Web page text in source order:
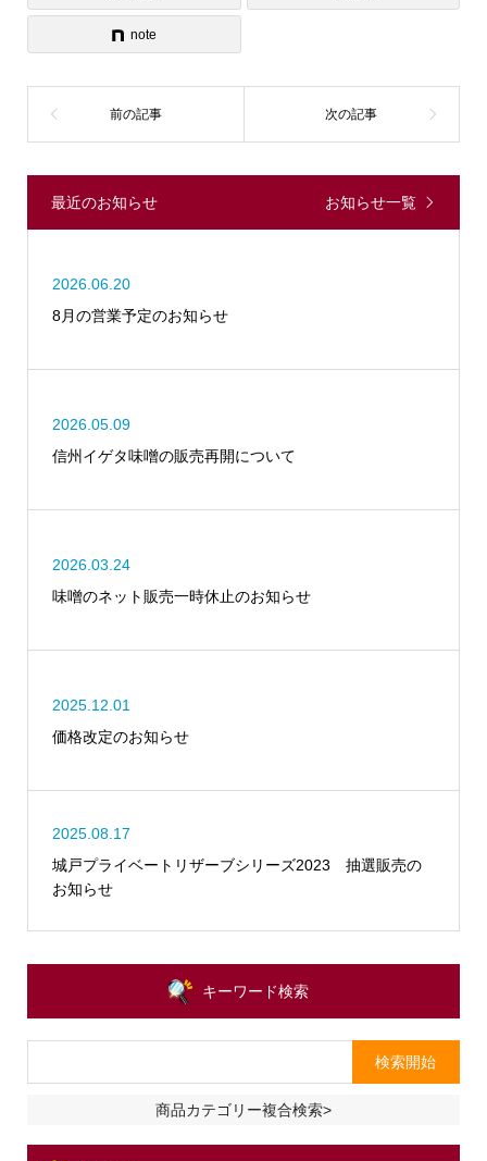
note
最近のお知らせ お知らせ一覧
2026.06.20
8月の営業予定のお知らせ
2026.05.09
信州イゲタ味噌の販売再開について
2026.03.24
味噌のネット販売一時休止のお知らせ
2025.12.01
価格改定のお知らせ
2025.08.17
城戸プライベートリザーブシリーズ2023 抽選販売の
お知らせ
キーワード検索
商品カテゴリー複合検索>